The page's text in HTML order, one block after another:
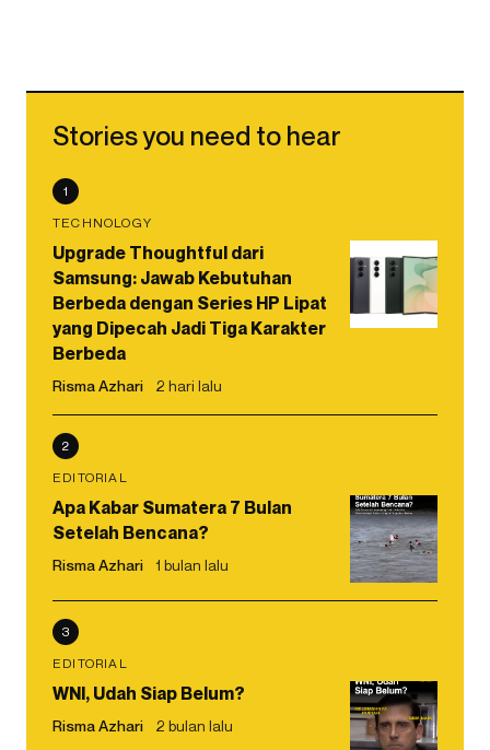
Stories you need to hear
1
TECHNOLOGY
Upgrade Thoughtful dari
Samsung: Jawab Kebutuhan
Berbeda dengan Series HP Lipat
yang Dipecah Jadi Tiga Karakter
Berbeda
Risma Azhari 2 hari lalu
2
EDITORIAL
Apa Kabar Sumatera 7 Bulan
Setelah Bencana?
Risma Azhari 1 bulan lalu
3
EDITORIAL
WNI, Udah Siap Belum?
Risma Azhari 2 bulan lalu